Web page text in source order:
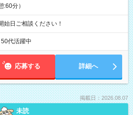
分）
日ご相談ください！
代活躍中
応募する 詳細へ
掲載日：2026.08.07
未読